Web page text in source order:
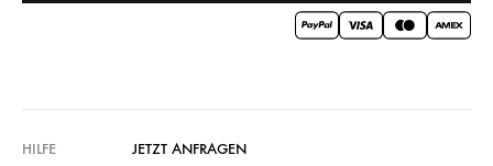
HILFE
JETZT ANFRAGEN